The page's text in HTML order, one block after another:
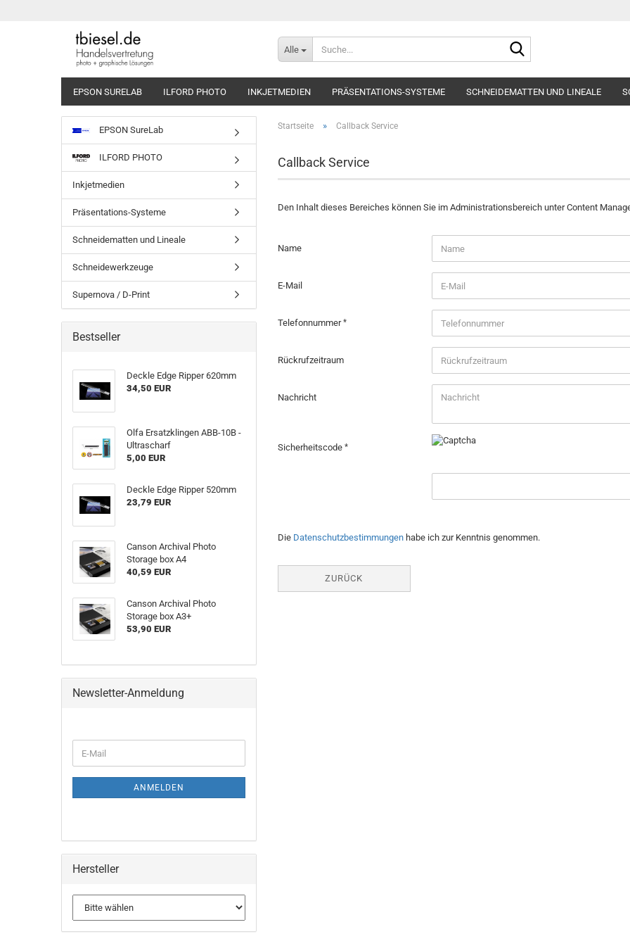
Alle
EPSON SURELAB ILFORD PHOTO INKJETMEDIEN PRÄSENTATIONS-SYSTEME SCHNEIDEMATTEN UND LINEALE
Startseite » Callback Service
Callback Service
Den Inhalt dieses Bereiches können Sie im Administrationsbereich unter Content
SERVICE
Name
E-Mail
Telefonnummer
Rückrufzeitraum
Nachricht
Sicherheitscode
DATENSCHUTZBESTIMMUNGEN
Die Datenschutzbestimmungenhabe ich zur Kenntnis genommen.
ZURÜCK
EPSON SureLab
ILFORD PHOTO
Inkjetmedien
Präsentations-Systeme
Schneidematten und Lineale
Schneidewerkzeuge
Supernova / D-Print
Bestseller
Deckle Edge Ripper 620mm
34,50 EUR
Olfa Ersatzklingen ABB-10B -
Ultrascharf
5,00 EUR
Deckle Edge Ripper 520mm
23,79 EUR
Canson Archival Photo
Storage box A4
40,59 EUR
Canson Archival Photo
Storage box A3+
53,90 EUR
Newsletter-Anmeldung
ZUR
E-
Mail
ANMELDEN
Hersteller